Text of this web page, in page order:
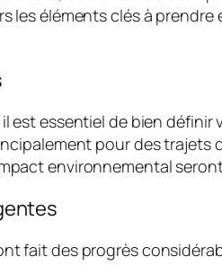
les éléments clés à
est essentiel de bien
pour des
environnemental
fait des progrès